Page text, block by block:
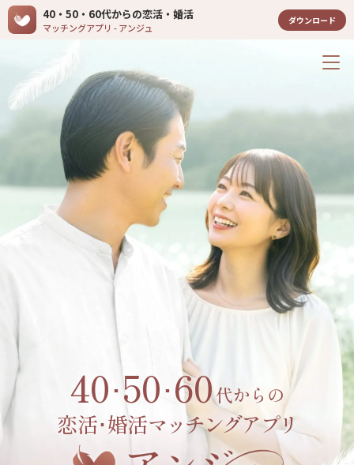
40・50・60代からの恋活・婚活
マッチングアプリ - アンジュ
ダウンロード
40･50･60代からの
恋活･婚活マッチングアプリ